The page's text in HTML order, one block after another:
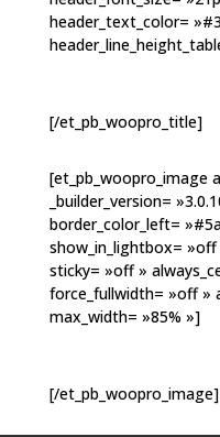
header_text_color=
[/et_pb_woopro_title]
[et_pb_woopro_image
_builder_version=
border_color_left=
show_in_lightbox=
sticky= »off »
force_fullwidth= »off »
max_width= »85% »]
[/et_pb_woopro_image]